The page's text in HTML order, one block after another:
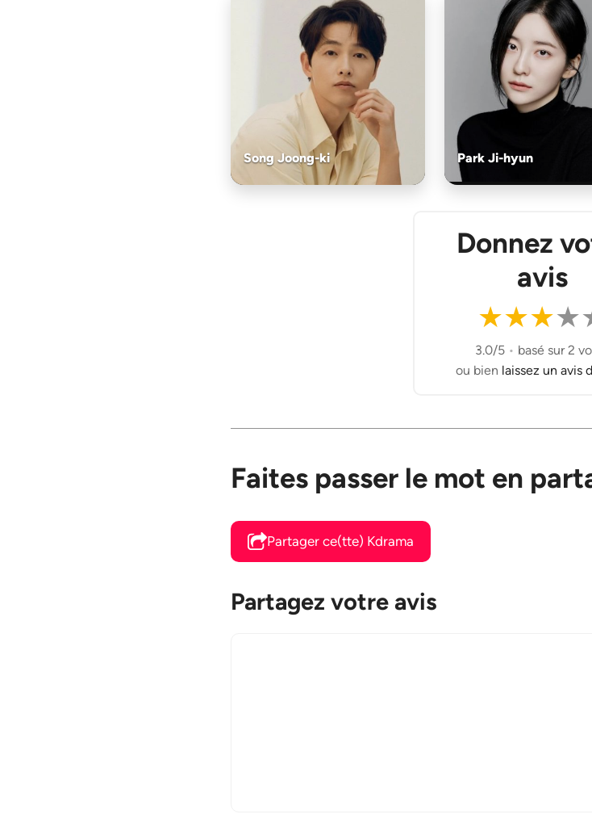
Song Joong-ki Park Ji-hyun
Donnez
avis
★★★★
3.0/5 • basé sur 2
ou bien laissez un avis
Faites passer le mot en
Partager ce(tte) Kdrama
Partagez votre avis